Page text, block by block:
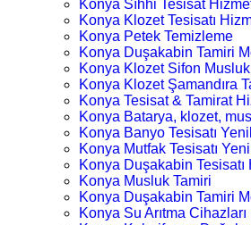
Konya Sıhhi Tesisat
Konya Klozet Tesisatı
Konya Petek Temizleme
Konya Duşakabin Tamiri
Konya Klozet Sifon Musluk
Konya Klozet Şamandıra
Konya Tesisat & Tamirat
Konya Batarya, klozet,
Konya Banyo Tesisatı
Konya Mutfak Tesisatı
Konya Duşakabin Tesisatı
Konya Musluk Tamiri
Konya Duşakabin Tamiri
Konya Su Arıtma Cihazları